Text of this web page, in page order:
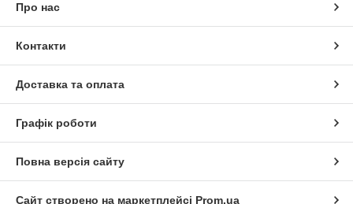
Про нас
Контакти
Доставка та оплата
Графік роботи
Повна версія сайту
Сайт створено на маркетплейсі Prom.ua